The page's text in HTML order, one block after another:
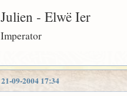
Julien - Elwë Ier
Imperator
21-09-2004 17:34